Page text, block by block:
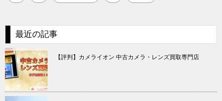
最近の記事
【評判】カメライオン 中古カメラ・レンズ買取専門店